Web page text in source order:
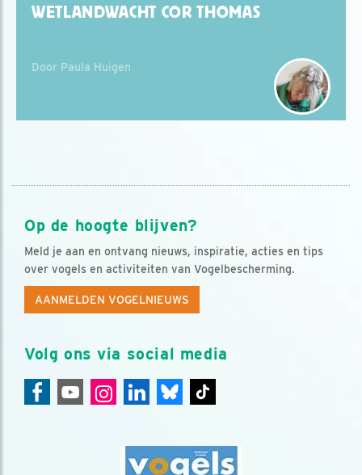
WETLANDWACHT COR THOMAS
Door Paula Huigen
Op de hoogte blijven?
Meld je aan en ontvang nieuws, inspiratie, acties en tips
over vogels en activiteiten van Vogelbescherming.
AANMELDEN VOGELNIEUWS
Volg ons via social media